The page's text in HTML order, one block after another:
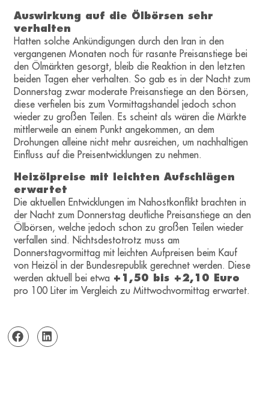
Auswirkung auf die Ölbörsen sehr
verhalten
Hatten solche Ankündigungen durch den Iran in den
vergangenen Monaten noch für rasante Preisanstiege bei
den Ölmärkten gesorgt, bleib die Reaktion in den letzten
beiden Tagen eher verhalten. So gab es in der Nacht zum
Donnerstag zwar moderate Preisanstiege an den Börsen,
diese verfielen bis zum Vormittagshandel jedoch schon
wieder zu großen Teilen. Es scheint als wären die Märkte
mittlerweile an einem Punkt angekommen, an dem
Drohungen alleine nicht mehr ausreichen, um nachhaltigen
Einfluss auf die Preisentwicklungen zu nehmen.
Heizölpreise mit leichten Aufschlägen
erwartet
Die aktuellen Entwicklungen im Nahostkonflikt brachten in
der Nacht zum Donnerstag deutliche Preisanstiege an den
Ölbörsen, welche jedoch schon zu großen Teilen wieder
verfallen sind. Nichtsdestotrotz muss am
Donnerstagvormittag mit leichten Aufpreisen beim Kauf
von Heizöl in der Bundesrepublik gerechnet werden. Diese
werden aktuell bei etwa +1,50 bis +2,10 Euro
pro 100 Liter im Vergleich zu Mittwochvormittag erwartet.